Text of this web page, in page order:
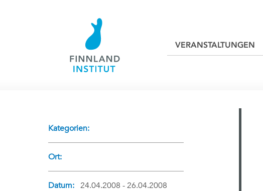
VERANSTALTUNGEN
Kategorien:
Ort:
Datum: 24.04.2008 - 26.04.2008